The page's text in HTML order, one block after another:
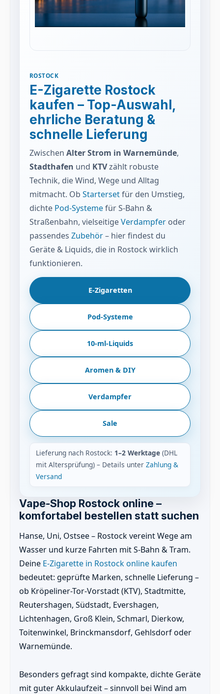
ROSTOCK
E-Zigarette Rostock
kaufen – Top-Auswahl,
ehrliche Beratung &
schnelle Lieferung
Zwischen Alter Strom in Warnemünde,
Stadthafen und KTVzählt robuste
Technik, die Wind, Wege und Alltag
mitmacht. Ob Startersetfür den Umstieg,
dichte Pod-Systemefür S-Bahn &
Straßenbahn, vielseitigeVerdampfer oder
passendes Zubehör– hier findest du
Geräte & Liquids, die in Rostock wirklich
funktionieren.
E-Zigaretten
Pod-Systeme
10-ml-Liquids
Aromen & DIY
Verdampfer
Sale
Lieferung nach Rostock: 1–2 Werktage (DHL
mit Altersprüfung) – Details unter Zahlung &
Versand
Vape-Shop Rostock online –
komfortabel bestellen statt suchen
Hanse, Uni, Ostsee – Rostock vereint Wege am
Wasser und kurze Fahrten mit S-Bahn & Tram.
Deine E-Zigarette in Rostock online kaufen
bedeutet: geprüfte Marken, schnelle Lieferung –
ob Kröpeliner-Tor-Vorstadt (KTV), Stadtmitte,
Reutershagen, Südstadt, Evershagen,
Lichtenhagen, Groß Klein, Schmarl, Dierkow,
Toitenwinkel, Brinckmansdorf, Gehlsdorf oder
Warnemünde.
Besonders gefragt sind kompakte, dichte Geräte
mit guter Akkulaufzeit – sinnvoll bei Wind am